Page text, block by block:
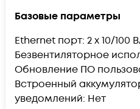
Базовые параметры
Ethernet порт: 2 x 10/100
Безвентиляторное
Обновление ПО
Встроенный
уведомлений: Нет